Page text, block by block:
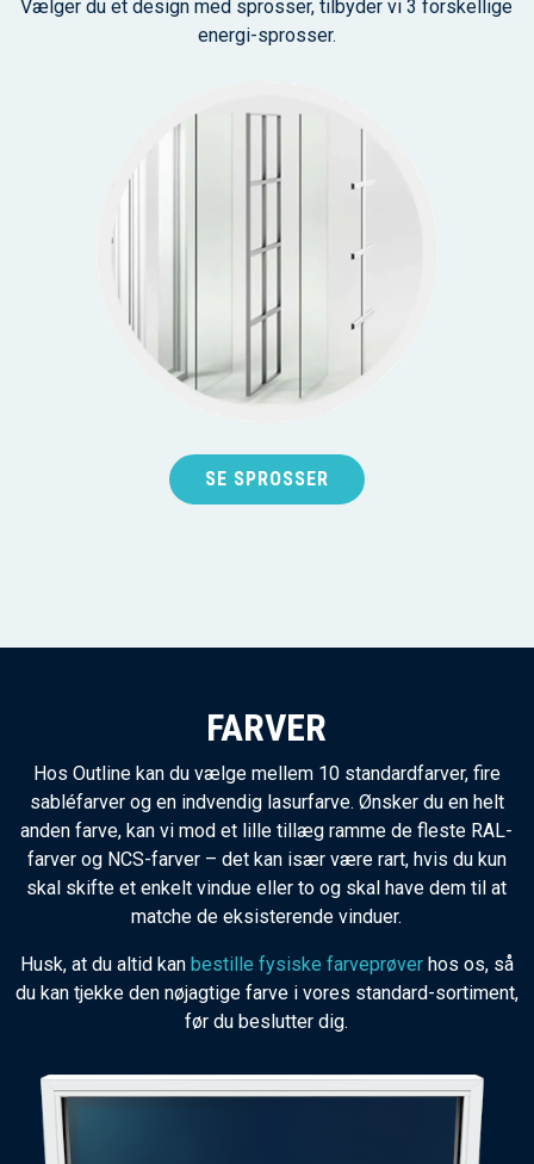
Vælger du et design med sprosser, tilbyder vi 3 forskellige
energi-sprosser.
SE SPROSSER
FARVER
Hos Outline kan du vælge mellem 10 standardfarver, fire
sabléfarver og en indvendig lasurfarve. Ønsker du en helt
anden farve, kan vi mod et lille tillæg ramme de fleste RAL-
farver og NCS-farver – det kan især være rart, hvis du kun
skal skifte et enkelt vindue eller to og skal have dem til at
matche de eksisterende vinduer.
Husk, at du altid kan bestille fysiske farveprøverhos os, så
du kan tjekke den nøjagtige farve i vores standard-sortiment,
før du beslutter dig.